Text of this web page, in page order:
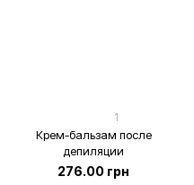
1
Крем-бальзам после
депиляции
276.00 грн